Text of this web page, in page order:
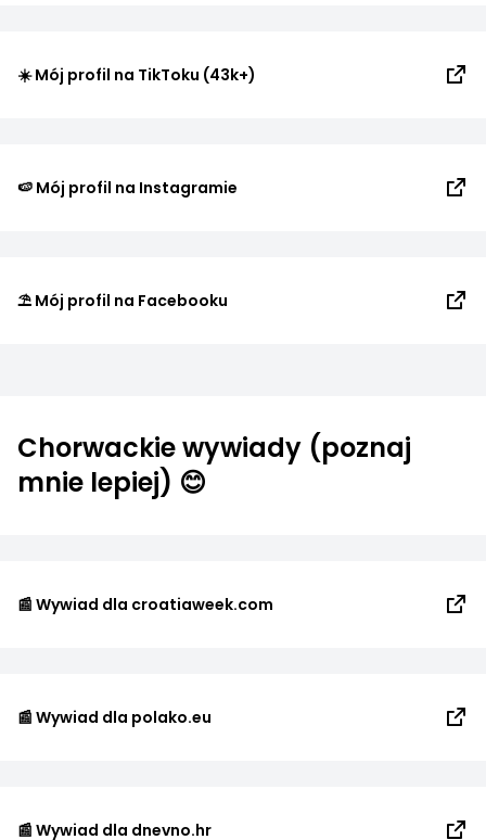
☀️ Mój profil na TikToku (43k+)
🍉 Mój profil na Instagramie
⛱️ Mój profil na Facebooku
Chorwackie wywiady (poznaj
mnie lepiej) 😊
📰 Wywiad dla croatiaweek.com
📰 Wywiad dla polako.eu
📰 Wywiad dla dnevno.hr